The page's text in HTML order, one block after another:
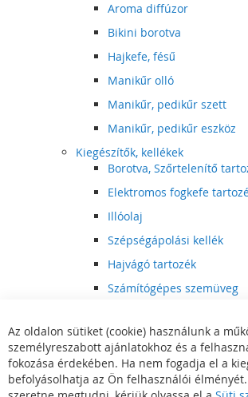
Aroma diffúzor
Bikini borotva
Hajkefe, fésű
Manikűr olló
Manikűr, pedikűr szett
Manikűr, pedikűr eszköz
Kiegészítők, kellékek
Borotva, Szőrtelenítő
Elektromos fogkefe
Illóolaj
Szépségápolási kellék
Hajvágó tartozék
Számítógépes szemüveg
Hajvágó kiegészítő
Szórakoztató elektronika
Multimédia
DVD, BluRay lejátszó
Az oldalon sütiket (cookie) használunk a
személyreszabott ajánlatokhoz és a
fokozása érdekében. Ha nem fogadja el a
befolyásolhatja az Ön felhasználói